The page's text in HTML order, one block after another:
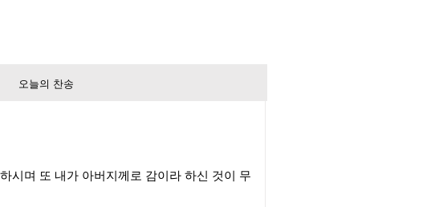
오늘의 찬송
시며 또 내가 아버지께로 감이라 하신 것이 무